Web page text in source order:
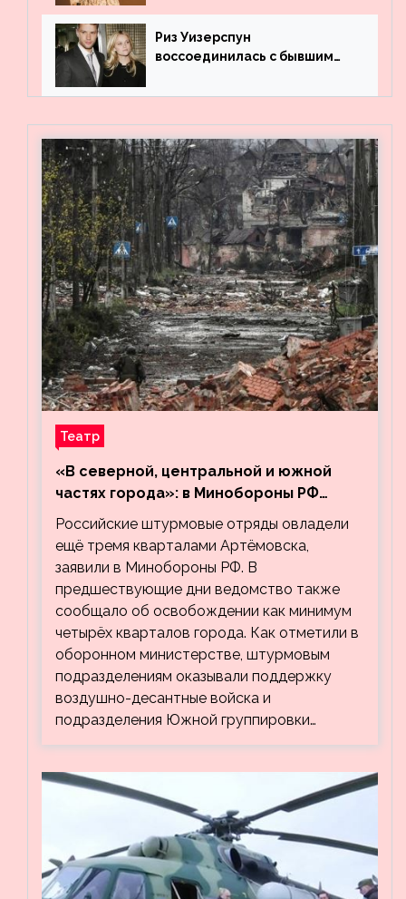
Риз Уизерспун
воссоединилась с бывшим
Театр
«В северной, центральной и южной
частях города»: в Минобороны РФ
заявили об освобождении ещё трёх
кварталов Артёмовска
Российские штурмовые отряды овладели
ещё тремя кварталами Артёмовска,
заявили в Минобороны РФ. В
предшествующие дни ведомство также
сообщало об освобождении как минимум
четырёх кварталов города. Как отметили в
оборонном министерстве, штурмовым
подразделениям оказывали поддержку
воздушно-десантные войска и
подразделения Южной группировки…